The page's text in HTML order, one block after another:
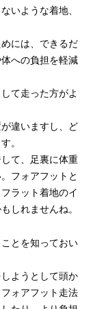
いような着地、
には、できるだ
への負担を軽減
て走った方がよ
違いますし、ど
。
て、足裏に体重
フォアフットと
ラット着地のイ
しれませんね。
とを知っておい
ようとして頭か
ォアフット走法